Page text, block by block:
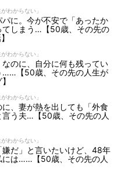
わからない」
に。今が不安で「あったか
てしまう…【50歳、その先の
わからない」
なのに、自分に何も残ってい
……【50歳、その先の人生が
わからない」
、妻が熱を出しても「外食
言う夫…【50歳、その先の人
わからない」
だ」と言いたいけど、48年
には……【50歳、その先の人